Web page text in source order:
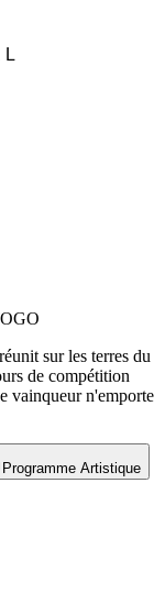
sur les terres du
de compétition
vainqueur n'emporte
Programme Artistique